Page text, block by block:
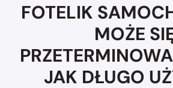
FOTELIK
MOŻE
JAK DŁUGO